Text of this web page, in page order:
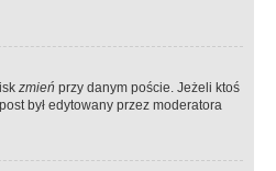
zmień przy danym poście. Jeżeli ktoś
był edytowany przez moderatora